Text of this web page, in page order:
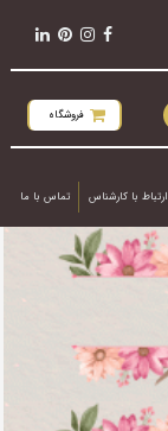
فروشگاه
ارتباط با کارشناس تماس با ما